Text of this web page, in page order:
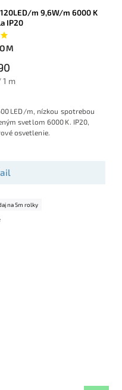
m 9,6W/m 6000 K
IP20
m
LED/m, nízkou spotrebou
svetlom 6000 K. IP20,
osvetlenie.
na 5m rolky